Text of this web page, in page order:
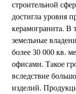
строительной
достигла уровня
керамогранита. В
земельные
более 30 000 кв.
офисами. Такое
вследствие
изделий.